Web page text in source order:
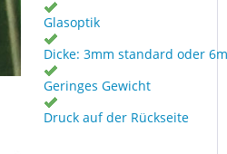
Glasoptik
Dicke: 3mm standard oder
Geringes Gewicht
Druck auf der Rückseite